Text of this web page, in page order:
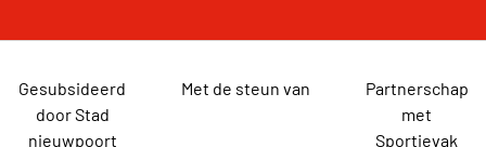
Gesubsideerd
door Stad
nieuwpoort
Met de steun van
Partnerschap
met
Sportievak